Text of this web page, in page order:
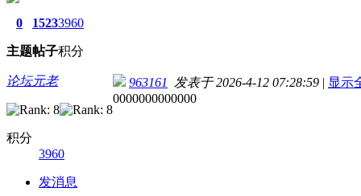
0
主题
1523
帖子
3960
积分
论坛元老
积分
3960
发消息
963161 发表于 2026-4-12 07:28:59 | 显示
0000000000000